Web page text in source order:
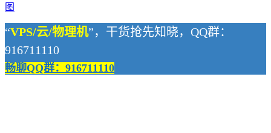
图
“VPS/云/物理机”，干货抢先知晓，QQ群：
916711110
畅聊QQ群：916711110